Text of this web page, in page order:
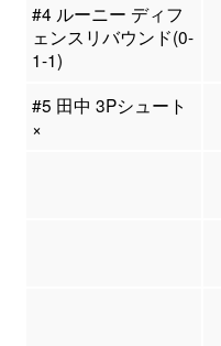
#4 ルーニー ディフ
ェンスリバウンド(0-
1-1)
#5 田中 3Pシュート
×